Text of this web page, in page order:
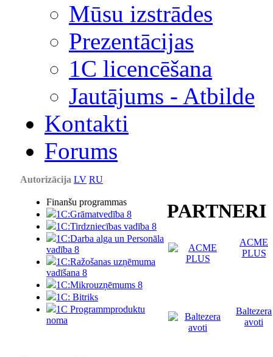
Mūsu izstrādes
Prezentācijas
1С licencēšana
Jautājums - Atbilde
Kontakti
Forums
Autorizācija LV RU
Finanšu programmas
1C:Grāmatvedība 8
1C:Tirdzniecības vadība 8
1C:Darba alga un Personāla
vadība 8
1C:Ražošanas uzņēmuma
vadīšana 8
1С:Мikrouzņēmums 8
1C: Bitriks
1C Programmproduktu
noma
PARTNERI
ACME
PLUS
Baltezera
avoti